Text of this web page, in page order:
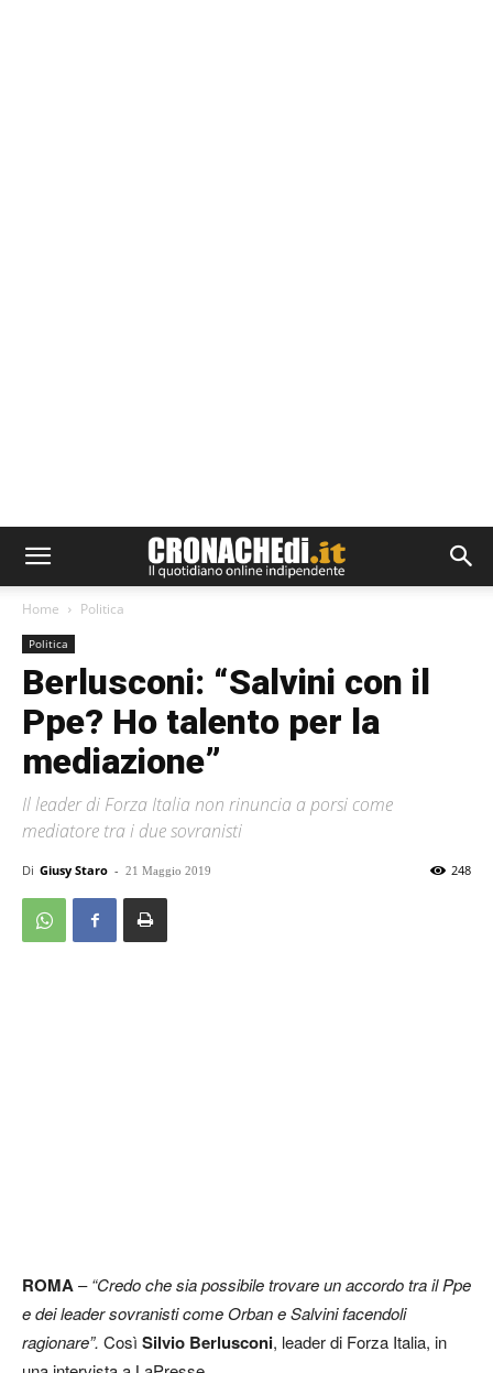
Home Politica
Politica
Berlusconi: “Salvini con il
Ppe? Ho talento per la
mediazione”
Il leader di Forza Italia non rinuncia a porsi come
mediatore tra i due sovranisti
Di Giusy Staro - 21 Maggio 2019 248
ROMA–“Credo che sia possibile trovare un accordo tra il Ppe
e dei leader sovranisti come Orban e Salvini facendoli
ragionare”. Così Silvio Berlusconi, leader di Forza Italia, in